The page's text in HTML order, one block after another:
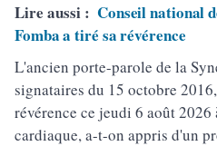
Lire aussi : Conseil national
Fomba a tiré sa révérence
L'ancien porte-parole de la
signataires du 15 octobre
révérence ce jeudi 6 août
cardiaque, a-t-on appris d'un